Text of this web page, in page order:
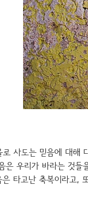
로 사도는 믿음에 대해
은 우리가 바라는 것
은 타고난 축복이라고,